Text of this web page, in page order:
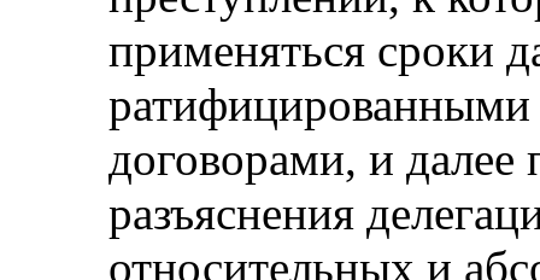
применяться сроки
договорами, и
разъяснения
относительных и